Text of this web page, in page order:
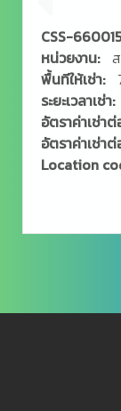
CSS-660015
หน่วยงาน:
พื้นทีให้เช่า:
ระยะเวลาเช่า:
อัตราค่าเช่า
อัตราค่าเช่า
Location